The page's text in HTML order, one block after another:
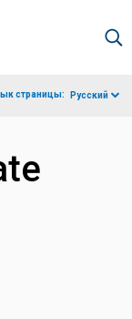
страницы: Русский